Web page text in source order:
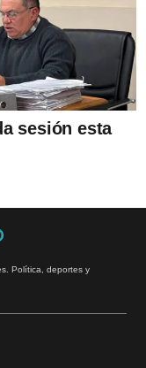
sesión esta
Política, deportes y